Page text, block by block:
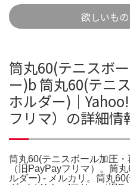
欲しいも
筒丸60(テニスボ
ー)b 筒丸60(テニ
ホルダー)｜
フリマ）の詳細情
筒丸60(テニスボール加圧
（旧PayPayフリマ）。筒
ルダー) - メルカリ。筒丸